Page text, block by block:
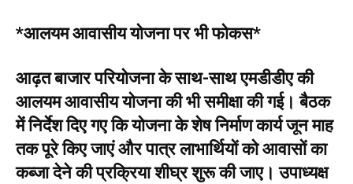
*आलयम आवासीय योजना पर भी फोकस*
आढ़त बाजार परियोजना के साथ-साथ एमडीडीए की
आलयम आवासीय योजना की भी समीक्षा की गई। बैठक
में निर्देश दिए गए कि योजना के शेष निर्माण कार्य जून माह
तक पूरे किए जाएं और पात्र लाभार्थियों को आवासों का
कब्जा देने की प्रक्रिया शीघ्र शुरू की जाए। उपाध्यक्ष